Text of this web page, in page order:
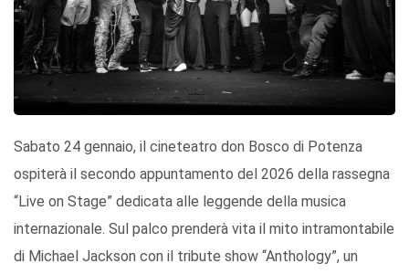
Sabato 24 gennaio, il cineteatro don Bosco di Potenza
ospiterà il secondo appuntamento del 2026 della rassegna
“Live on Stage” dedicata alle leggende della musica
internazionale. Sul palco prenderà vita il mito intramontabile
di Michael Jackson con il tribute show “Anthology”, un